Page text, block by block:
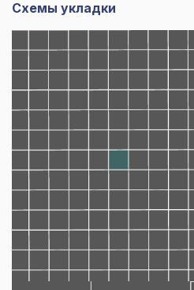
Схемы укладки